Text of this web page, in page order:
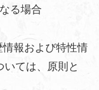
る場合
報および特性情
ては、原則と